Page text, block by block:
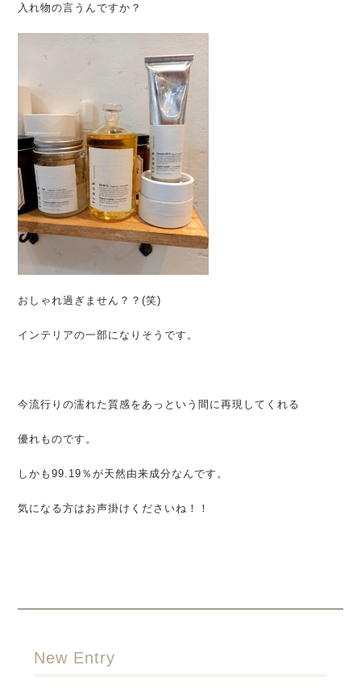
入れ物の言うんですか？
おしゃれ過ぎません？？(笑)
インテリアの一部になりそうです。
今流行りの濡れた質感をあっという間に再現してくれる
優れものです。
しかも99.19％が天然由来成分なんです。
気になる方はお声掛けくださいね！！
New Entry